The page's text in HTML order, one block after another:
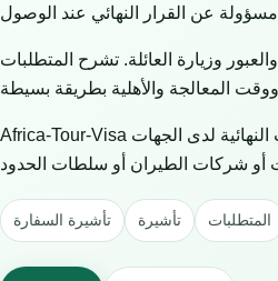
وزيارة العائلة. تشرح المتطلبات
Africa-Tour-Visa خدمة خاصة للمساعدة في طلبات التأشيرة ودعم وثائق السفر. تبقى القرارات النهائية لدى الجهات
تأشيرة السفارة تأشيرة المتطلبات